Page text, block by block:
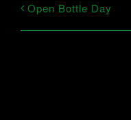
Open Bottle Day